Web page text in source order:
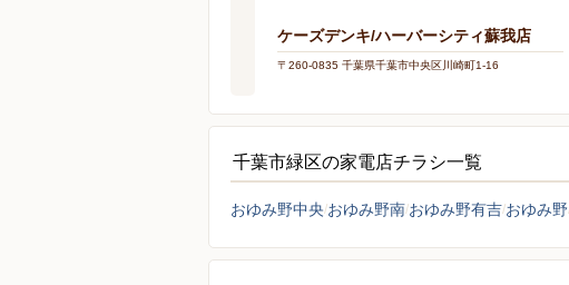
ケーズデンキ/ハーバーシティ蘇我店
〒260-0835 千葉県千葉市中央区川崎町1-16
千葉市緑区の家電店チラシ一覧
おゆみ野中央 おゆみ野南 おゆみ野有吉 おゆみ野